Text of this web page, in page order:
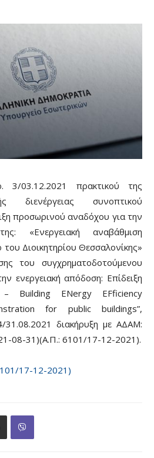
3/03.12.2021 πρακτικού της
διενέργειας συνοπτικού
προσωρινού αναδόχου για την
«Ενεργειακή αναβάθμιση
Διοικητηρίου Θεσσαλονίκης»
του συγχρηματοδοτούμενου
ενεργειακή απόδοση: Επίδειξη
Building ENergy EFficiency
for public buildings”,
31.08.2021 διακήρυξη με ΑΔΑΜ:
08-31)(Α.Π.: 6101/17-12-2021).
17-12-2021)